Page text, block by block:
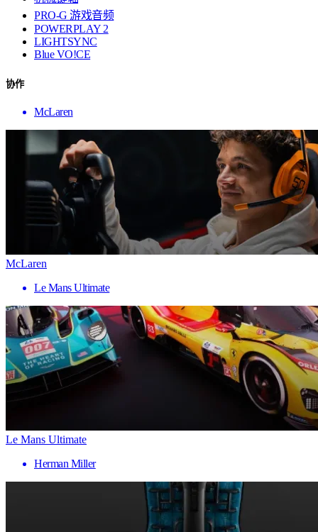
PRO-G 游戏音频
POWERPLAY 2
LIGHTSYNC
Blue VO!CE
协作
McLaren
McLaren
Le Mans Ultimate
Le Mans Ultimate
Herman Miller